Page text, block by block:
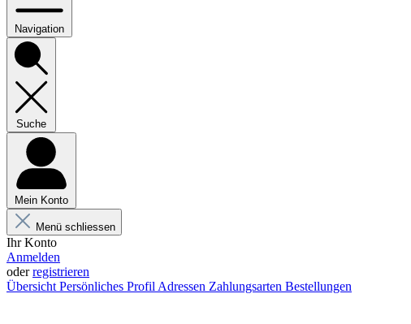
Navigation
Suche
Mein Konto
Menü schliessen
Ihr Konto
Anmelden
oderregistrieren
Übersicht Persönliches Profil Adressen Zahlungsarten Bestellungen